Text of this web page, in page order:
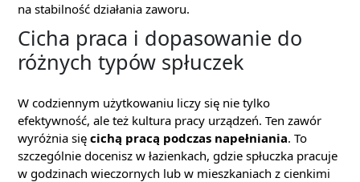
na stabilność działania zaworu.
Cicha praca i dopasowanie do
różnych typów spłuczek
W codziennym użytkowaniu liczy się nie tylko
efektywność, ale też kultura pracy urządzeń. Ten zawór
wyróżnia się cichą pracą podczas napełniania. To
szczególnie docenisz w łazienkach, gdzie spłuczka pracuje
w godzinach wieczornych lub w mieszkaniach z cienkimi